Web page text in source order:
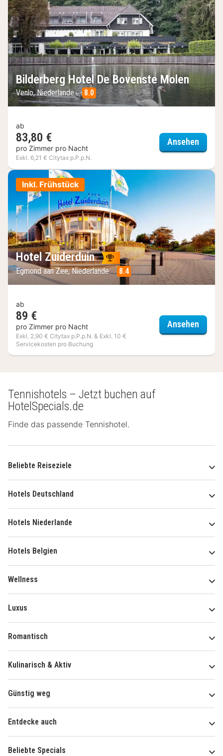
Bilderberg Hotel De Bovenste Molen
Venlo, Niederlande 8.0
ab
83,80 €
pro Zimmer pro Nacht
Exkl. 6,21 € Citytax p.P.p.N.
Ansehen
Inkl. Frühstück
Hotel Zuiderduin
Egmond aan Zee, Niederlande 8.4
ab
89 €
pro Zimmer pro Nacht
Exkl. 2,90 € Citytax p.P.p.N. & Exkl. 10 €
Servicekosten pro Buchung
Ansehen
Tennishotels – Jetzt buchen auf
HotelSpecials.de
Finde das passende Tennishotel.
Beliebte Reiseziele
Hotels Deutschland
Hotels Niederlande
Hotels Belgien
Wellness
Luxus
Romantisch
Kulinarisch & Aktiv
Günstig weg
Entdecke auch
Beliebte Specials